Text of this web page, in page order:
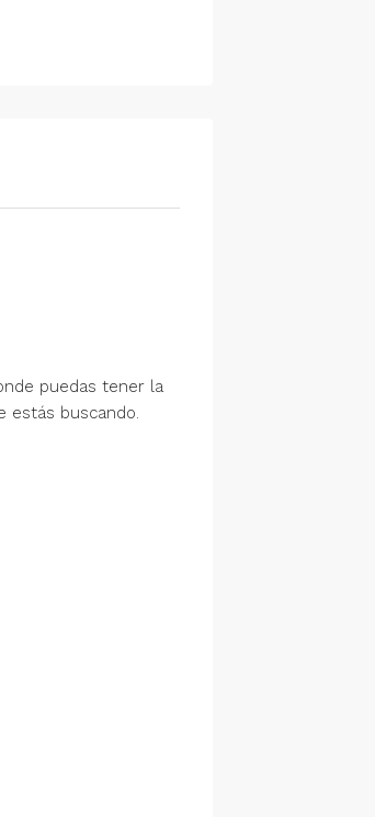
puedas tener la
estás buscando.